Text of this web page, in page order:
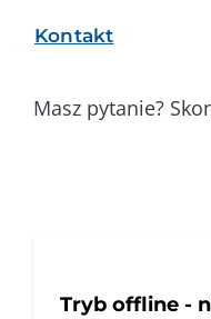
Kontakt
Masz pytanie?
Tryb offline -